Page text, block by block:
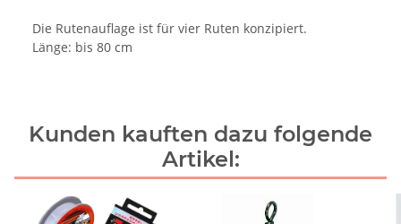
Die Rutenauflage ist für vier Ruten konzipiert.
Länge: bis 80 cm
Kunden kauften dazu folgende
Artikel: